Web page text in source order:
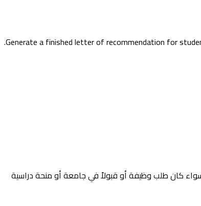
Generate a finished letter of recommendation for
كان طلب وظيفة أو قبولاً في جامعة أو منحة دراسية